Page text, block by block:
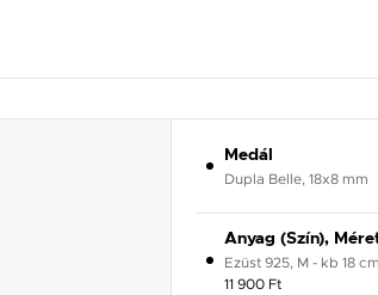
Medál
Dupla Belle, 18x8 mm
Anyag (Szín),
Ezüst 925, M - kb 18 cm
11 900 Ft